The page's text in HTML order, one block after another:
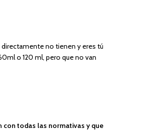
no tienen y eres tú
o 120 ml, pero que no van
con todas las normativas y que